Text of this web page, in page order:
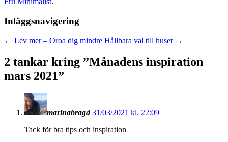
Inläggsnavigering
← Lev mer – Oroa dig mindre Hållbara val till huset →
2 tankar kring ”Månadens inspiration
mars 2021”
marinabragd 31/03/2021 kl. 22:09
Tack för bra tips och inspiration